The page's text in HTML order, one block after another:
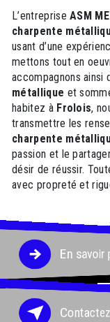
L’entrepriseASM
charpente
usant d’une
mettons tout en
accompagnons ainsi
métallique et
habitez à Frolois,
transmettre les
charpente
passion et le
désir de réussir.
avec propreté et
En savoir